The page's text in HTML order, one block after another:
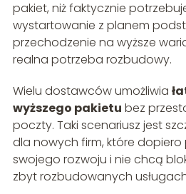
pakiet, niż faktycznie
wystartowanie z planem
przechodzenie na wyższe
realna potrzeba rozbudowy.
Wielu dostawców umożliwia
wyższego pakietu bez
poczty. Taki scenariusz jest
dla nowych firm, które
swojego rozwoju i nie chcą
zbyt rozbudowanych